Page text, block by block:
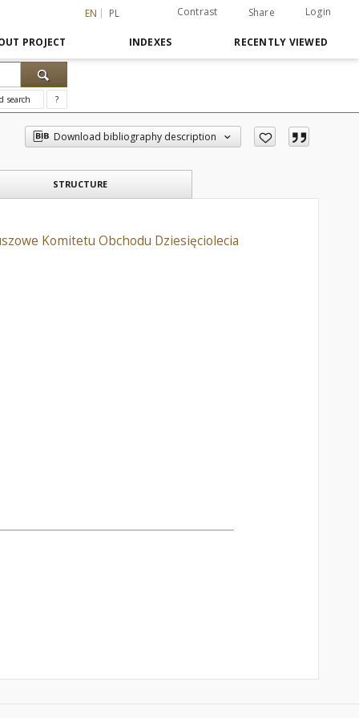
EN PL Contrast Share Login
PROJECT INDEXES RECENTLY VIEWED
search ?
Download bibliography description
STRUCTURE
Komitetu Obchodu Dziesięciolecia